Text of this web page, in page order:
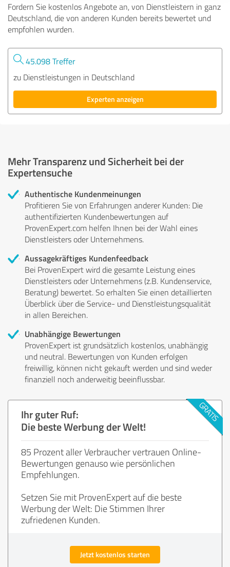
Fordern Sie kostenlos Angebote an, von Dienstleistern in ganz
Deutschland, die von anderen Kunden bereits bewertet und
empfohlen wurden.
45.098 Treffer
zu Dienstleistungen in Deutschland
Experten anzeigen
Mehr Transparenz und Sicherheit bei der
Expertensuche
Authentische Kundenmeinungen
Profitieren Sie von Erfahrungen anderer Kunden: Die
authentifizierten Kundenbewertungen auf
ProvenExpert.com helfen Ihnen bei der Wahl eines
Dienstleisters oder Unternehmens.
Aussagekräftiges Kundenfeedback
Bei ProvenExpert wird die gesamte Leistung eines
Dienstleisters oder Unternehmens (z.B. Kundenservice,
Beratung) bewertet. So erhalten Sie einen detaillierten
Überblick über die Service- und Dienstleistungsqualität
in allen Bereichen.
Unabhängige Bewertungen
ProvenExpert ist grundsätzlich kostenlos, unabhängig
und neutral. Bewertungen von Kunden erfolgen
freiwillig, können nicht gekauft werden und sind weder
finanziell noch anderweitig beeinflussbar.
Ihr guter Ruf:
Die beste Werbung der Welt!
85 Prozent aller Verbraucher vertrauen Online-
Bewertungen genauso wie persönlichen
Empfehlungen.
Setzen Sie mit ProvenExpert auf die beste
Werbung der Welt: Die Stimmen Ihrer
zufriedenen Kunden.
Jetzt kostenlos starten